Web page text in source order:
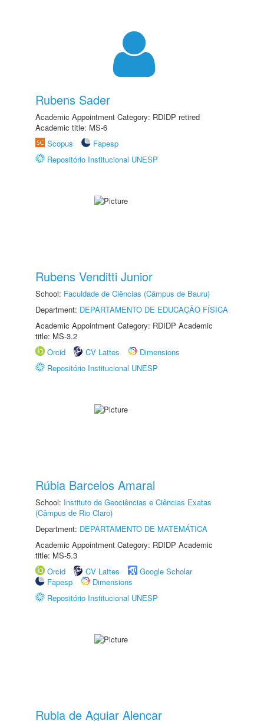
Rubens Sader
Academic Appointment Category: RDIDP retired
Academic title: MS-6
Scopus
Fapesp
Repositório Institucional UNESP
Rubens Venditti Junior
School: Faculdade de Ciências (Câmpus de Bauru)
Department: DEPARTAMENTO DE EDUCAÇÃO FÍSICA
Academic Appointment Category: RDIDP Academic
title: MS-3.2
Orcid
CV Lattes
Dimensions
Repositório Institucional UNESP
Rúbia Barcelos Amaral
School: Instituto de Geociências e Ciências Exatas
(Câmpus de Rio Claro)
Department: DEPARTAMENTO DE MATEMÁTICA
Academic Appointment Category: RDIDP Academic
title: MS-5.3
Orcid
CV Lattes
Google Scholar
Fapesp
Dimensions
Repositório Institucional UNESP
Rubia de Aguiar Alencar